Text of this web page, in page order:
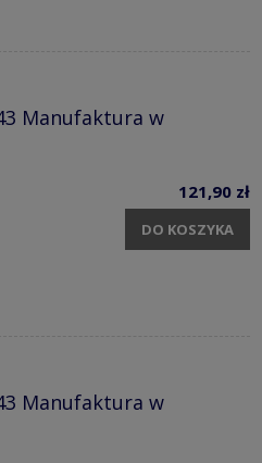
Manufaktura w
121,90 zł
DO KOSZYKA
Manufaktura w